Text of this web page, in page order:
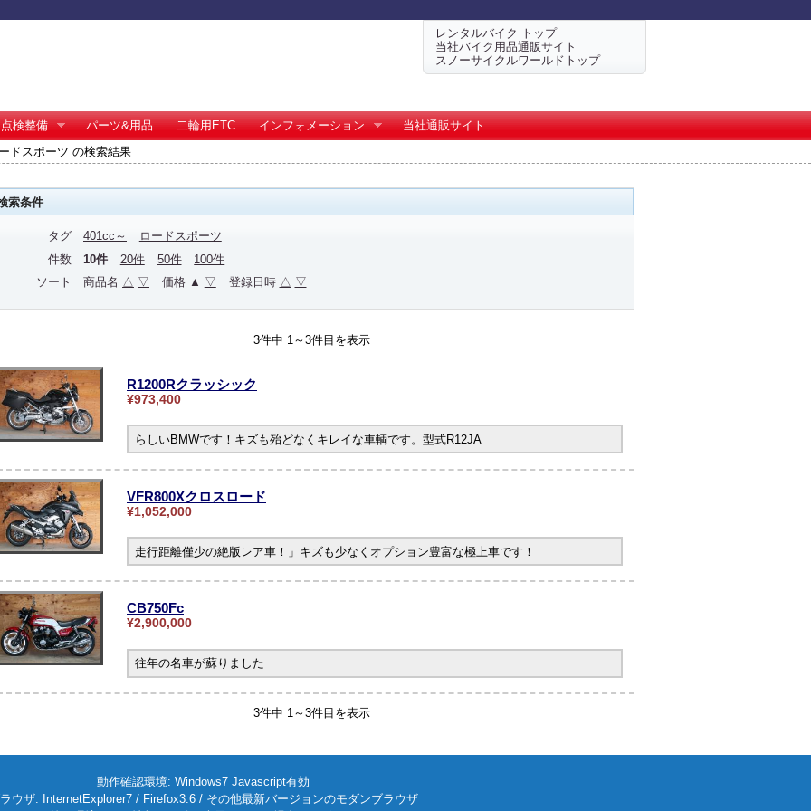
レンタルバイク トップ
当社バイク用品通販サイト
スノーサイクルワールドトップ
点検整備 パーツ&用品 二輪用ETC インフォメーション
当社通販サイト
ドスポーツ の検索結果
索条件
タグ 401cc～
ロードスポーツ
件数
10件 20件 50件
100件
ソート
商品名 △ ▽ 価格 ▲ ▽ 登録日時 △ ▽
3件中 1～3件目を表示
R1200Rクラッシック
¥973,400
らしいBMWです！キズも殆どなくキレイな車輌です。型式R12JA
VFR800Xクロスロード
¥1,052,000
走行距離僅少の絶版レア車！」キズも少なくオプション豊富な極上車です！
CB750Fc
¥2,900,000
往年の名車が蘇りました
3件中 1～3件目を表示
動作確認環境: Windows7 Javascript有効
ウザ: InternetExplorer7 / Firefox3.6 / その他最新バージョンのモダンブラウザ